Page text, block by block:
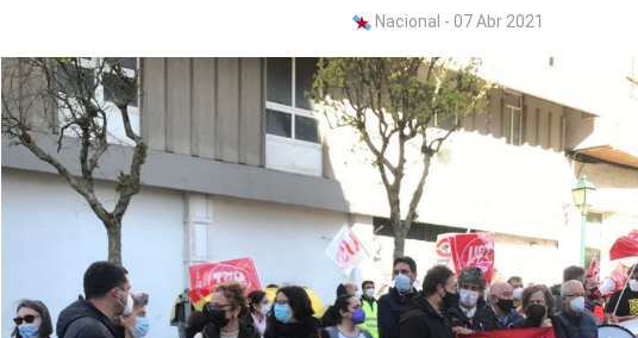
Nacional - 07 Abr 2021